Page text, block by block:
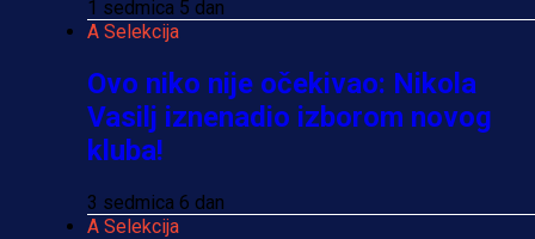
1 sedmica 5 dan
A Selekcija
Ovo niko nije očekivao: Nikola
Vasilj iznenadio izborom novog
kluba!
3 sedmica 6 dan
A Selekcija